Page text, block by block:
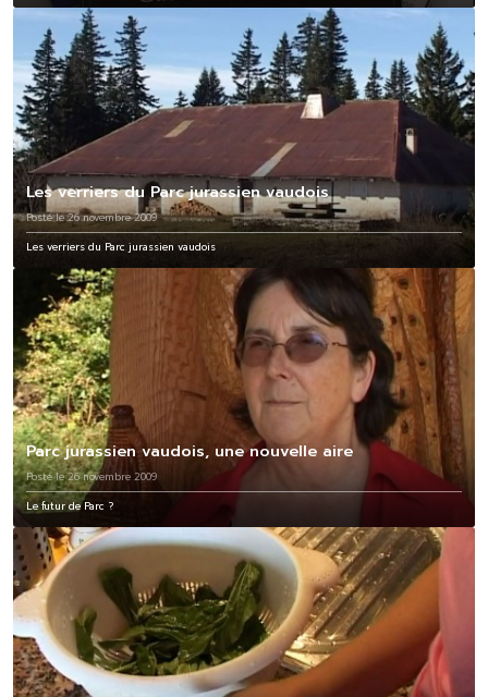
Les verriers du Parc jurassien vaudois
Posté le 26 novembre 2009
Les verriers du Parc jurassien vaudois
Parc jurassien vaudois, une nouvelle aire
Posté le 26 novembre 2009
Le futur de Parc ?